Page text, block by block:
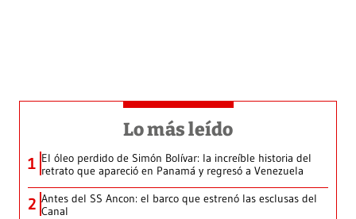
Lo más leído
1 El óleo perdido de Simón Bolívar: la increíble historia del
retrato que apareció en Panamá y regresó a Venezuela
2 Antes del SS Ancon: el barco que estrenó las esclusas del
Canal